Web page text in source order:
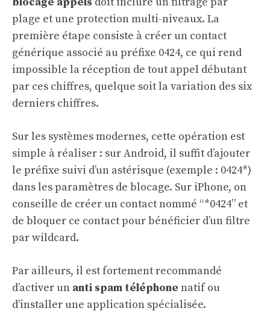
plage et une protection multi-niveaux. La
première étape consiste à créer un contact
générique associé au préfixe 0424, ce qui rend
impossible la réception de tout appel débutant
par ces chiffres, quelque soit la variation des six
derniers chiffres.
Sur les systèmes modernes, cette opération est
simple à réaliser : sur Android, il suffit d’ajouter
le préfixe suivi d’un astérisque (exemple : 0424*)
dans les paramètres de blocage. Sur iPhone, on
conseille de créer un contact nommé “*0424” et
de bloquer ce contact pour bénéficier d’un filtre
par wildcard.
Par ailleurs, il est fortement recommandé
d’activer un anti spam téléphone natif ou
d’installer une application spécialisée.